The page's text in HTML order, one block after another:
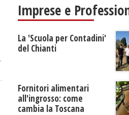
Imprese e
La 'Scuola per Contadini'
del Chianti
Fornitori alimentari
all'ingrosso: come
cambia la Toscana